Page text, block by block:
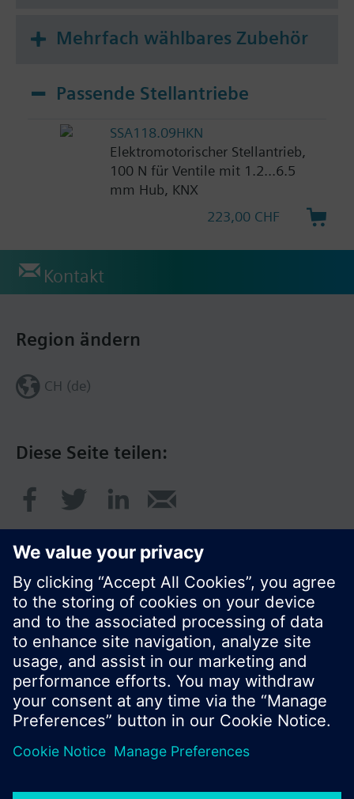
Mehrfach wählbares Zubehör
Passende Stellantriebe
SSA118.09HKN
Elektromotorischer Stellantrieb,
100 N für Ventile mit 1.2...6.5
mm Hub, KNX
223,00 CHF
Kontakt
Diese Seite teilen:
Region ändern
CH (de)
© Siemens Schweiz AG 2017
Produktangebot und Preise können pro Land
variieren.